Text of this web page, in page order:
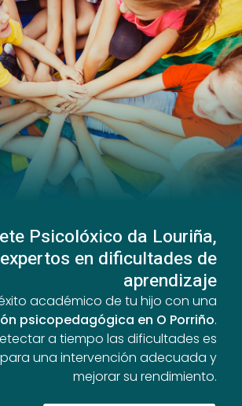
Psicolóxico da Louriña,
expertos en dificultades de
aprendizaje
académico de tu hijo con una
psicopedagógica en O Porriño.
a tiempo las dificultades es
una intervención adecuada y
mejorar su rendimiento.